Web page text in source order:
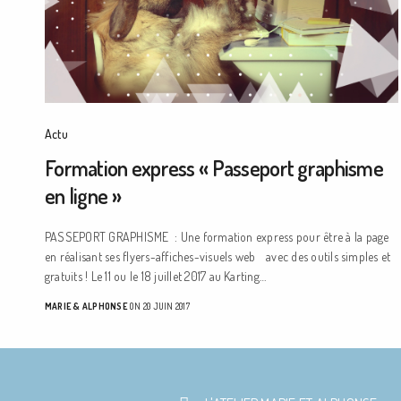
Actu
Formation express « Passeport graphisme
en ligne »
PASSEPORT GRAPHISME : Une formation express pour être à la page
en réalisant ses flyers-affiches-visuels web avec des outils simples et
gratuits ! Le 11 ou le 18 juillet 2017 au Karting…
MARIE & ALPHONSEON 20 JUIN 2017